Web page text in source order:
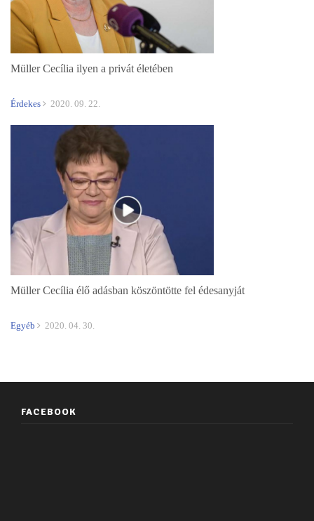
Müller Cecília ilyen a privát életében
Érdekes 2020. 09. 22.
Müller Cecília élő adásban köszöntötte fel édesanyját
Egyéb 2020. 04. 30.
FACEBOOK